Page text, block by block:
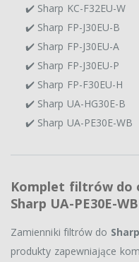
✔️ Sharp KC-F32EU-W
✔️ Sharp FP-J30EU-B
✔️ Sharp FP-J30EU-A
✔️ Sharp FP-J30EU-P
✔️ Sharp FP-F30EU-H
✔️ Sharp UA-HG30E-B
✔️ Sharp UA-PE30E-WB
Komplet filtrów do
Sharp UA-PE30E-WB
Zamienniki filtrów do
produkty zapewniające